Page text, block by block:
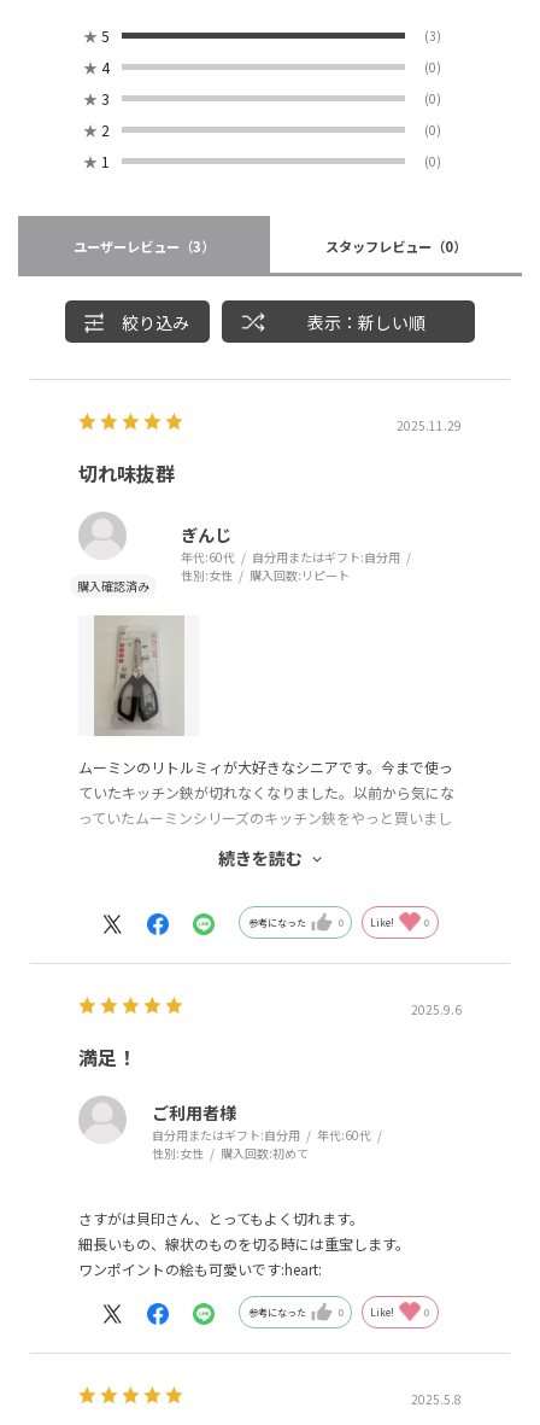
★ 5 (3)
★ 4 (0)
★ 3 (0)
★ 2 (0)
★ 1 (0)
ユーザーレビュー （3） スタッフレビュー （0）
絞り込み 表示：新しい順
2025.11.29
切れ味抜群
ぎんじ
年代:60代 自分用またはギフト:自分用
性別:女性 購入回数: リピート
ムーミンのリトルミィが大好きなシニアです。今まで使っ
ていたキッチン鋏が切れなくなりました。以前から気にな
っていたムーミンシリーズのキッチン鋏をやっと買いまし
けができて、はずすこともできるので清潔に保つ事もでき
続きを読む
参考になった 0 Like! 0
2025.9.6
満足！
ご利用者様
自分用またはギフト:自分用 年代:60代
性別:女性 購入回数:初めて
さすがは貝印さん、とってもよく切れます。
細長いもの、線状のものを切る時には重宝します。
ワンポイントの絵も可愛いです:heart:
参考になった 0 Like! 0
2025.5.8